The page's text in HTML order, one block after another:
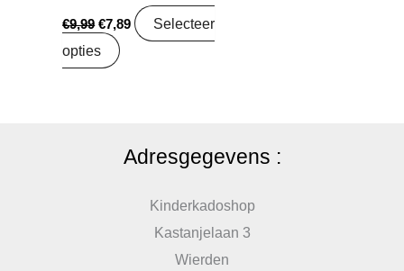
€9,99 €7,89
Selecteer
opties
Adresgegevens :
Kinderkadoshop
Kastanjelaan 3
Wierden